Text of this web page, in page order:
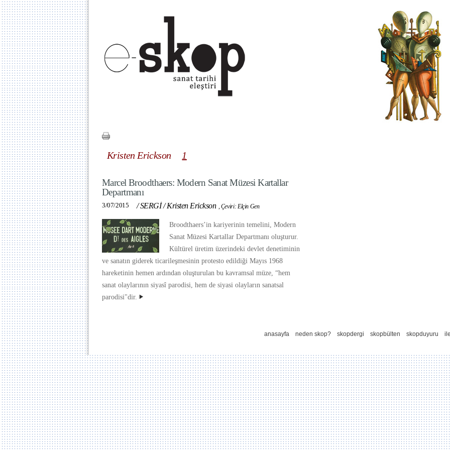
Kristen Erickson 1
Marcel Broodthaers: Modern Sanat Müzesi Kartallar
Departmanı
3/07/2015 /SERGİ /Kristen Erickson ,Çeviri: Elçin Gen
Broodthaers’in kariyerinin temelini, Modern
Sanat Müzesi Kartallar Departmanı oluşturur.
Kültürel üretim üzerindeki devlet denetiminin
ve sanatın giderek ticarileşmesinin protesto edildiği Mayıs 1968
hareketinin hemen ardından oluşturulan bu kavramsal müze, “hem
sanat olaylarının siyasî parodisi, hem de siyasi olayların sanatsal
parodisi"dir.
anasayfa neden skop? skopdergi skopbülten skopduyuru